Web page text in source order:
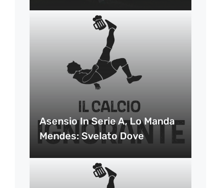
Asensio In Serie A, Lo Manda
Mendes: Svelato Dove